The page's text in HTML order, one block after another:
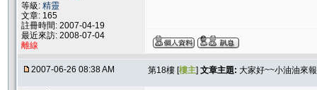
等級: 精靈
文章: 165
註冊時間: 2007-04-19
最近來訪: 2008-07-04
離線
2007-06-26 08:38 AM 第18樓 [樓主] 文章主題: 大家好~~小油油來